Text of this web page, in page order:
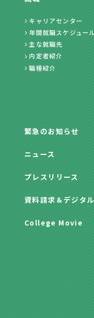
キャリアセンター
年間就職スケジュール
主な就職先
内定者紹介
職種紹介
緊急のお知らせ
ニュース
プレスリリース
資料請求 ＆デジタ
College Movie